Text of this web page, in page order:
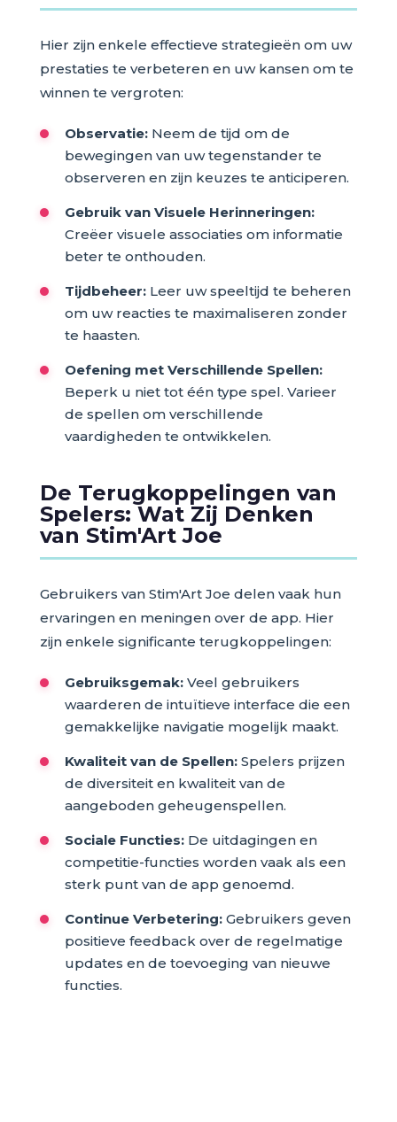
Hier zijn enkele effectieve strategieën om uw
prestaties te verbeteren en uw kansen om te
winnen te vergroten:
Observatie:Neem de tijd om de
bewegingen van uw tegenstander te
observeren en zijn keuzes te anticiperen.
Gebruik van Visuele Herinneringen:
Creëer visuele associaties om informatie
beter te onthouden.
Tijdbeheer:Leer uw speeltijd te beheren
om uw reacties te maximaliseren zonder
te haasten.
Oefening met Verschillende Spellen:
Beperk u niet tot één type spel. Varieer
de spellen om verschillende
vaardigheden te ontwikkelen.
De Terugkoppelingen van
Spelers: Wat Zij Denken
van Stim'Art Joe
Gebruikers van Stim'Art Joe delen vaak hun
ervaringen en meningen over de app. Hier
zijn enkele significante terugkoppelingen:
Gebruiksgemak:Veel gebruikers
waarderen de intuïtieve interface die een
gemakkelijke navigatie mogelijk maakt.
Kwaliteit van de Spellen:Spelers prijzen
de diversiteit en kwaliteit van de
aangeboden geheugenspellen.
Sociale Functies:De uitdagingen en
competitie-functies worden vaak als een
sterk punt van de app genoemd.
Continue Verbetering:Gebruikers geven
positieve feedback over de regelmatige
updates en de toevoeging van nieuwe
functies.